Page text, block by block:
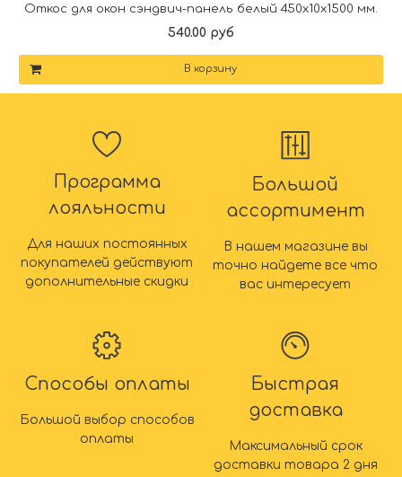
Откос для окон сэндвич-панель белый 450х10х1500 мм.
540.00 руб
В корзину
Программа
лояльности
Для наших постоянных
покупателей действуют
дополнительные скидки
Большой
ассортимент
В нашем магазине вы
точно найдете все что
вас интересует
Способы оплаты
Большой выбор способов
оплаты
Быстрая
доставка
Максимальный срок
доставки товара 2 дня